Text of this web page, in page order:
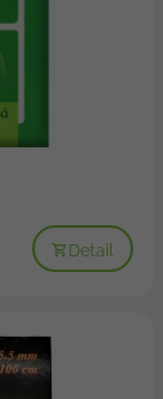
Detail